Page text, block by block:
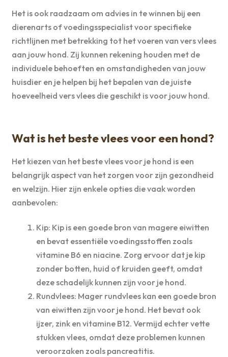
Het is ook raadzaam om advies in te winnen bij een
dierenarts of voedingsspecialist voor specifieke
richtlijnen met betrekking tot het voeren van vers vlees
aan jouw hond. Zij kunnen rekening houden met de
individuele behoeften en omstandigheden van jouw
huisdier en je helpen bij het bepalen van de juiste
hoeveelheid vers vlees die geschikt is voor jouw hond.
Wat is het beste vlees voor een hond?
Het kiezen van het beste vlees voor je hond is een
belangrijk aspect van het zorgen voor zijn gezondheid
en welzijn. Hier zijn enkele opties die vaak worden
aanbevolen:
Kip: Kip is een goede bron van magere eiwitten
en bevat essentiële voedingsstoffen zoals
vitamine B6 en niacine. Zorg ervoor dat je kip
zonder botten, huid of kruiden geeft, omdat
deze schadelijk kunnen zijn voor je hond.
Rundvlees: Mager rundvlees kan een goede bron
van eiwitten zijn voor je hond. Het bevat ook
ijzer, zink en vitamine B12. Vermijd echter vette
stukken vlees, omdat deze problemen kunnen
veroorzaken zoals pancreatitis.